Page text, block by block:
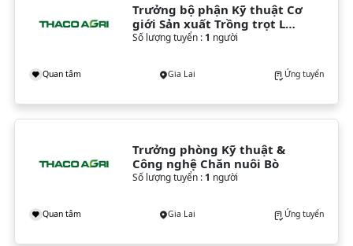
Trưởng bộ phận Kỹ thuật Cơ
giới Sản xuất Trồng trọt Lúa
& Cây lương thực
Số lượng tuyển : 1 người
Quan tâm Gia Lai Ứng tuyển
Trưởng phòng Kỹ thuật &
Công nghệ Chăn nuôi Bò
Số lượng tuyển : 1 người
Quan tâm Gia Lai Ứng tuyển